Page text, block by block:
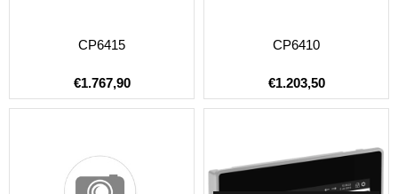
CP6415
€1.767,90
CP6410
€1.203,50